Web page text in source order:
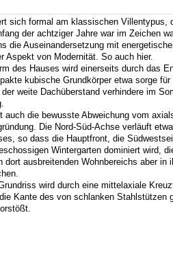
sich formal am klassischen Villentypus,
der achtziger Jahre war im Zeichen
die Auseinandersetzung mit
Aspekt von Modernität. So auch hier.
des Hauses wird einerseits durch das
kubische Grundkörper etwa sorge
weite Dachüberstand verhindere im
auch die bewusste Abweichung vom
Die Nord-Süd-Achse verläuft
so dass die Hauptfront, die
Wintergarten dominiert wird,
dort ausbreitenden Wohnbereichs aber in
wird durch eine mittelaxiale
Kante des von schlanken Stahlstützen